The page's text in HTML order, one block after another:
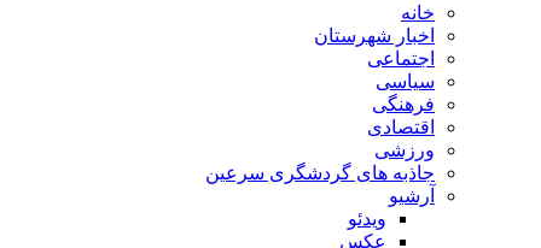
خانه
اخبار شهرستان
اجتماعی
سیاسی
فرهنگی
اقتصادی
ورزشی
جاذبه های گردشگری سرعین
آرشیو
ویدئو
عکس